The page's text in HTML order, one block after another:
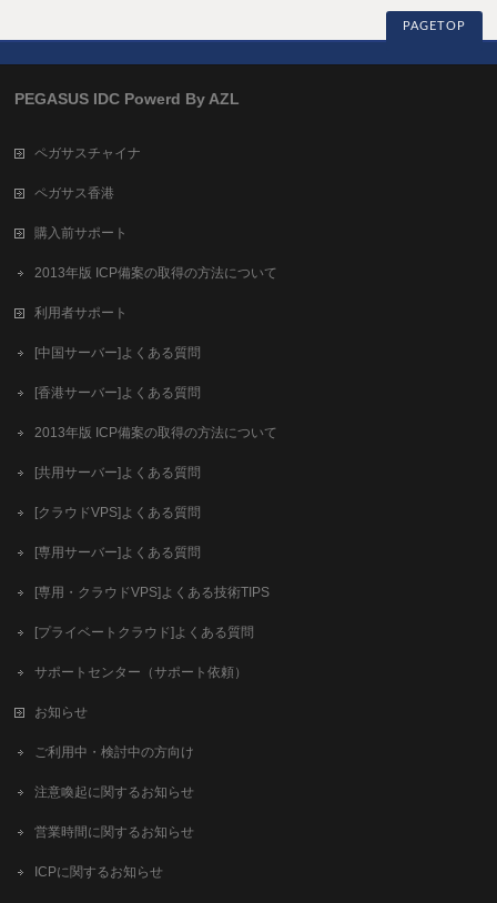
PAGETOP
PEGASUS IDC Powerd By AZL
ペガサスチャイナ
ペガサス香港
購入前サポート
2013年版 ICP備案の取得の方法について
利用者サポート
[中国サーバー]よくある質問
[香港サーバー]よくある質問
2013年版 ICP備案の取得の方法について
[共用サーバー]よくある質問
[クラウドVPS]よくある質問
[専用サーバー]よくある質問
[専用・クラウドVPS]よくある技術TIPS
[プライベートクラウド]よくある質問
サポートセンター（サポート依頼）
お知らせ
ご利用中・検討中の方向け
注意喚起に関するお知らせ
営業時間に関するお知らせ
ICPに関するお知らせ